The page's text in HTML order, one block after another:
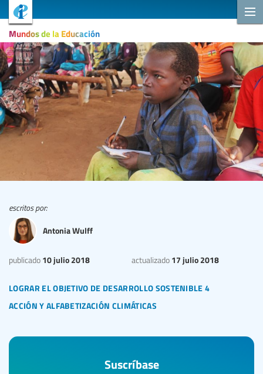
Mundos de la Educación
lograr el objetivo de desarrollo sostenible 4
acción y alfabetización climáticas
publicado 10 julio 2018 actualizado 17 julio 2018
escritos por:
Antonia Wulff
Suscríbase